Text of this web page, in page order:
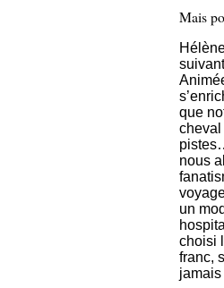
Mais
que
cheval
nous
un
choisi
franc,
jamais